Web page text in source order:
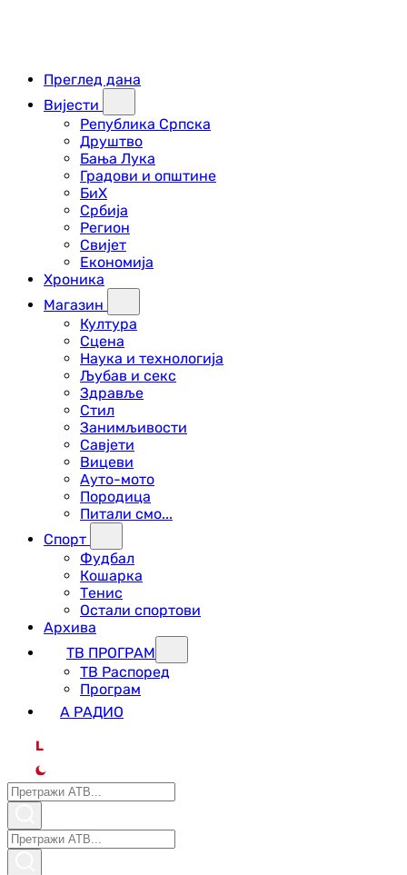
Преглед дана
Вијести
Република Српска
Друштво
Бања Лука
Градови и општине
БиХ
Србија
Регион
Свијет
Економија
Хроника
Магазин
Култура
Сцена
Наука и технологија
Љубав и секс
Здравље
Стил
Занимљивости
Савјети
Вицеви
Ауто-мото
Породица
Питали смо...
Спорт
Фудбал
Кошарка
Тенис
Остали спортови
Архива
ТВ ПРОГРАМ
ТВ Распоред
Програм
А РАДИО
L